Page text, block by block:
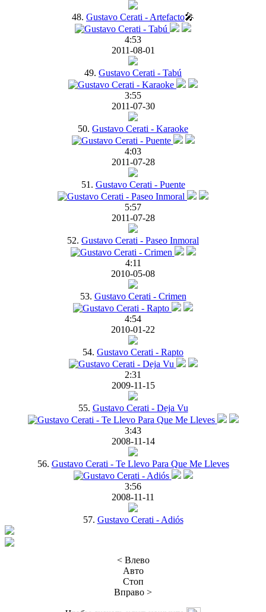
48. Gustavo Cerati - Artefacto🎤
4:53
2011-08-01
49. Gustavo Cerati - Tabú
3:55
2011-07-30
50. Gustavo Cerati - Karaoke
4:03
2011-07-28
51. Gustavo Cerati - Puente
5:57
2011-07-28
52. Gustavo Cerati - Paseo Inmoral
4:11
2010-05-08
53. Gustavo Cerati - Crimen
4:54
2010-01-22
54. Gustavo Cerati - Rapto
2:31
2009-11-15
55. Gustavo Cerati - Deja Vu
3:43
2008-11-14
56. Gustavo Cerati - Te Llevo Para Que Me Lleves
3:56
2008-11-11
57. Gustavo Cerati - Adiós
< Влево
Авто
Стоп
Вправо >